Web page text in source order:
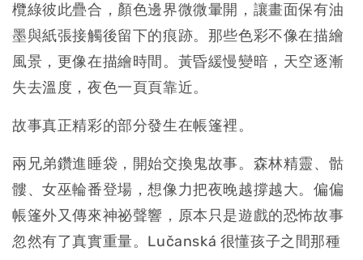
欖綠彼此疊合，顏色邊界微微暈開，讓畫面保有油
墨與紙張接觸後留下的痕跡。那些色彩不像在描繪
風景，更像在描繪時間。黃昏緩慢變暗，天空逐漸
失去溫度，夜色一頁頁靠近。
故事真正精彩的部分發生在帳篷裡。
兩兄弟鑽進睡袋，開始交換鬼故事。森林精靈、骷
髏、女巫輪番登場，想像力把夜晚越撐越大。偏偏
帳篷外又傳來神祕聲響，原本只是遊戲的恐怖故事
忽然有了真實重量。Lučanská 很懂孩子之間那種